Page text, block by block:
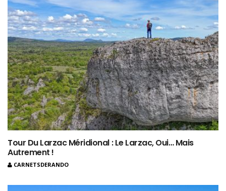
Tour Du Larzac Méridional : Le Larzac, Oui… Mais
Autrement !
CARNETSDERANDO